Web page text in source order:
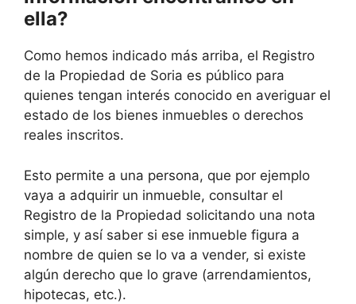
ella?
Como hemos indicado más arriba, el Registro
de la Propiedad de Soria es público para
quienes tengan interés conocido en averiguar el
estado de los bienes inmuebles o derechos
reales inscritos.
Esto permite a una persona, que por ejemplo
vaya a adquirir un inmueble, consultar el
Registro de la Propiedad solicitando una nota
simple, y así saber si ese inmueble figura a
nombre de quien se lo va a vender, si existe
algún derecho que lo grave (arrendamientos,
hipotecas, etc.).